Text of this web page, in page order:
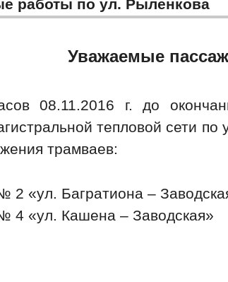
работы по ул. Рыленкова
Уважаемые
08.11.2016 г. до
тепловой сети
трамваев:
2 «ул. Багратиона –
4 «ул. Кашена – Заводская»